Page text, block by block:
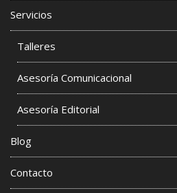
Servicios
Talleres
Asesoría Comunicacional
Asesoría Editorial
Blog
Contacto